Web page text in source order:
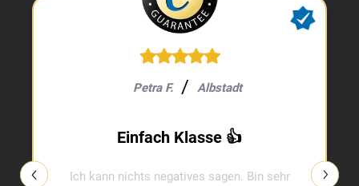
Petra F. Albstadt
Einfach Klasse 👍
Ich kann nichts negatives sagen. Bin sehr